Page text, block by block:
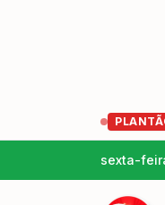
e Crescer: o que
sexta-